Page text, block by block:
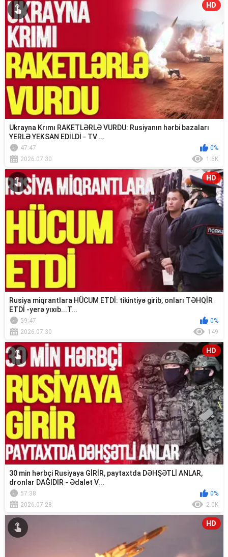
HD
Ukrayna Krımı RAKETLƏRLƏ VURDU: Rusiyanın hərbi bazaları
YERLƏ YEKSAN EDİLDİ - TV ...
47:47
0%
2026.07.30
1.6K
HD
Rusiya miqrantlara HÜCUM ETDİ: tikintiyə girib, onları TƏHQİR
ETDİ -yerə yıxıb...T...
59:47
0%
2026.07.30
149
HD
30 min hərbçi Rusiyaya GİRİR, paytaxtda DƏHŞƏTLİ ANLAR,
dronlar DAĞIDIR - Ədalət V...
57:38
0%
2026.07.28
2.0K
HD